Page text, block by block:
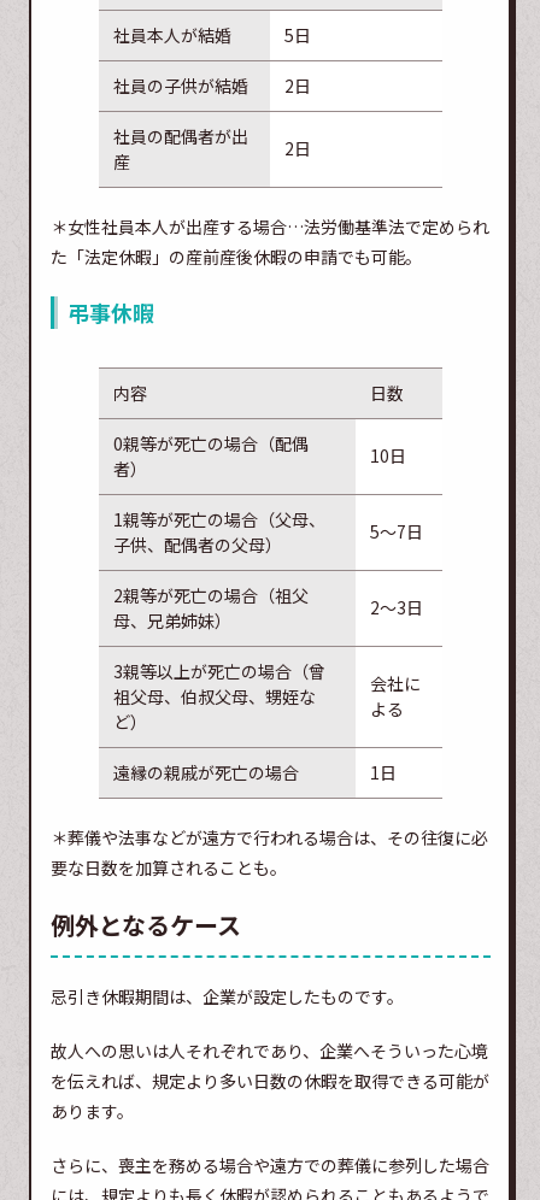
社員本人が結婚 5日
社員の子供が結婚 2日
社員の配偶者が出
産
2日
＊女性社員本人が出産する場合…法労働基準法で定められ
た「法定休暇」の産前産後休暇の申請でも可能。
弔事休暇
内容 日数
0親等が死亡の場合（配偶
者）
10日
1親等が死亡の場合（父母、
子供、配偶者の父母）
5～7日
2親等が死亡の場合（祖父
母、兄弟姉妹）
2～3日
3親等以上が死亡の場合（曾
祖父母、伯叔父母、甥姪な
ど）
会社に
よる
遠縁の親戚が死亡の場合 1日
＊葬儀や法事などが遠方で行われる場合は、その往復に必
要な日数を加算されることも。
例外となるケース
忌引き休暇期間は、企業が設定したものです。
故人への思いは人それぞれであり、企業へそういった心境
を伝えれば、規定より多い日数の休暇を取得できる可能が
あります。
さらに、喪主を務める場合や遠方での葬儀に参列した場合
には、規定よりも長く休暇が認められることもあるようで